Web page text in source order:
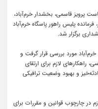
پرویز قاسمی، بخشدار خرم‌آباد،
پلیس راهور پاسگاه خرم‌آباد
برگزار شد.
مورد بررسی قرار گرفت و
راهکارهای لازم برای ارتقای
و بهبود وضعیت ترافیکی
در چارچوب قوانین و مقررات برای